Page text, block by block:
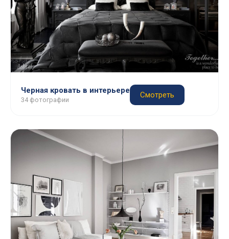
Черная кровать в интерьере
34 фотографии
Смотреть